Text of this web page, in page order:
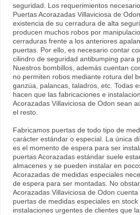
seguridad. Los requerimientos
Puertas Acorazadas Villaviciosa de
existencia de su cerradura de alta
producen muchos robos por
cerraduras frente a los anteriores
puertas. Por ello, es necesario contar
cilindro de seguridad antibumping para
Nuestros bombillos, además cuentan
no permiten robos mediante rotura del
ganzúa, palancas, taladros, etc. Todas
hacen que las fabricaciones e
Acorazadas Villaviciosa de Odon sean
el resto.
Fabricamos puertas de todo tipo de
carácter estándar o especial. La única
es el momento de espera para ser
puertas Acorazadas estándar suele
almacenes y se pueden instalar en
Acorazadas de medidas especiales
de espera para ser montadas. No
Acorazadas Villaviciosa de Odon
puertas de medidas especiales en
instalaciones urgentes de clientes que